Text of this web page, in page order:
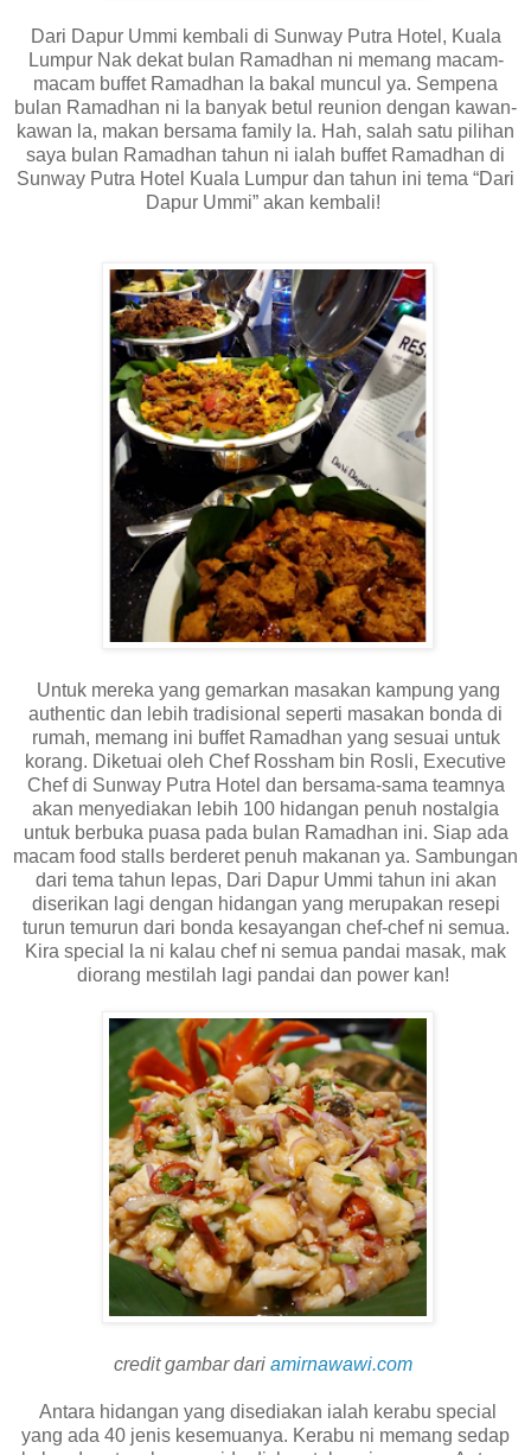
Dari Dapur Ummi kembali di Sunway Putra Hotel, Kuala
Lumpur Nak dekat bulan Ramadhan ni memang macam-
macam buffet Ramadhan la bakal muncul ya. Sempena
bulan Ramadhan ni la banyak betul reunion dengan kawan-
kawan la, makan bersama family la. Hah, salah satu pilihan
saya bulan Ramadhan tahun ni ialah buffet Ramadhan di
Sunway Putra Hotel Kuala Lumpur dan tahun ini tema “Dari
Dapur Ummi” akan kembali!
Untuk mereka yang gemarkan masakan kampung yang
authentic dan lebih tradisional seperti masakan bonda di
rumah, memang ini buffet Ramadhan yang sesuai untuk
korang. Diketuai oleh Chef Rossham bin Rosli, Executive
Chef di Sunway Putra Hotel dan bersama-sama teamnya
akan menyediakan lebih 100 hidangan penuh nostalgia
untuk berbuka puasa pada bulan Ramadhan ini. Siap ada
macam food stalls berderet penuh makanan ya. Sambungan
dari tema tahun lepas, Dari Dapur Ummi tahun ini akan
diserikan lagi dengan hidangan yang merupakan resepi
turun temurun dari bonda kesayangan chef-chef ni semua.
Kira special la ni kalau chef ni semua pandai masak, mak
diorang mestilah lagi pandai dan power kan!
credit gambar dari amirnawawi.com
Antara hidangan yang disediakan ialah kerabu special
yang ada 40 jenis kesemuanya. Kerabu ni memang sedap